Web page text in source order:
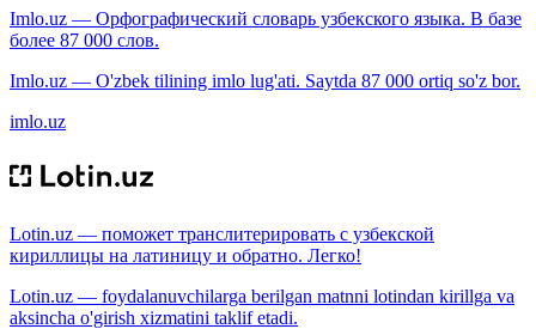
Imlo.uz — Орфографический словарь узбекского языка. В базе
более 87 000 слов.
Imlo.uz — O'zbek tilining imlo lug'ati. Saytda 87 000 ortiq so'z bor.
imlo.uz
Lotin.uz — поможет транслитерировать с узбекской
кириллицы на латиницу и обратно. Легко!
Lotin.uz — foydalanuvchilarga berilgan matnni lotindan kirillga va
aksincha o'girish xizmatini taklif etadi.